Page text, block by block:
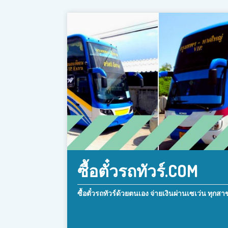
ซื้อตั๋วรถทัวร์.COM
ซื้อตั๋วรถทัวร์ด้วยตนเอง จ่ายเงินผ่านเซเว่น ทุกสา